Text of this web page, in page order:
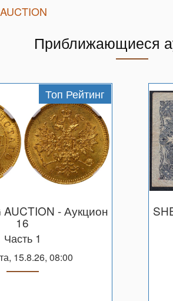
Приближающиеся
Топ Рейтинг
AUCTION - Аукцион
16
Часть 1
15.8.26, 08:00